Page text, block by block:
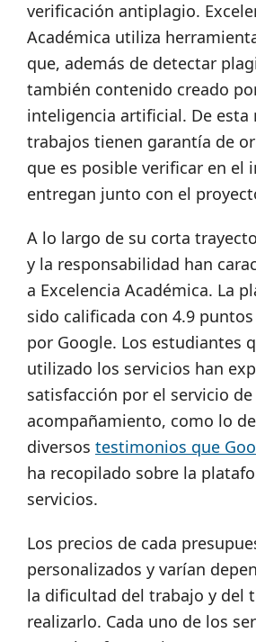
verificación antiplagio.
Académica utiliza
que, además de detectar
también contenido creado
inteligencia artificial. De esta
trabajos tienen garantía de
que es posible verificar en el
entregan junto con el
A lo largo de su corta
y la responsabilidad han
a Excelencia Académica. La
sido calificada con 4.9
por Google. Los estudiantes
utilizado los servicios han
satisfacción por el servicio de
acompañamiento, como lo
diversos testimonios que
ha recopilado sobre la
servicios.
Los precios de cada
personalizados y varían
la dificultad del trabajo y del
realizarlo. Cada uno de los